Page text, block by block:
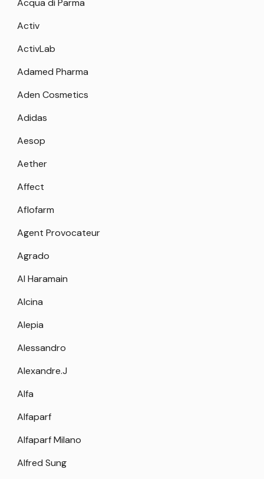
Acqua di Parma
Activ
ActivLab
Adamed Pharma
Aden Cosmetics
Adidas
Aesop
Aether
Affect
Aflofarm
Agent Provocateur
Agrado
Al Haramain
Alcina
Alepia
Alessandro
Alexandre.J
Alfa
Alfaparf
Alfaparf Milano
Alfred Sung